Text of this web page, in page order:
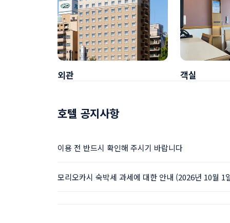
외관 객실
호텔 공지사항
이용 전 반드시 확인해 주시기 바랍니다
모리오카시 숙박세 과세에 대한 안내 (2026년 10월 1